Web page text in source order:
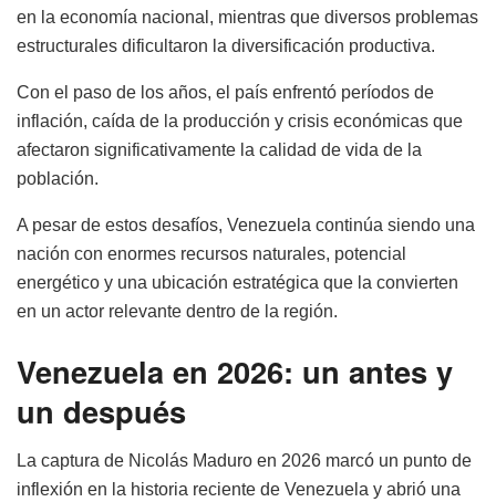
en la economía nacional, mientras que diversos problemas
estructurales dificultaron la diversificación productiva.
Con el paso de los años, el país enfrentó períodos de
inflación, caída de la producción y crisis económicas que
afectaron significativamente la calidad de vida de la
población.
A pesar de estos desafíos, Venezuela continúa siendo una
nación con enormes recursos naturales, potencial
energético y una ubicación estratégica que la convierten
en un actor relevante dentro de la región.
Venezuela en 2026: un antes y
un después
La captura de Nicolás Maduro en 2026 marcó un punto de
inflexión en la historia reciente de Venezuela y abrió una